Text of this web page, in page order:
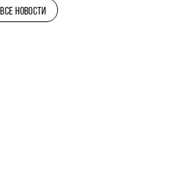
ВСЕ НОВОСТИ